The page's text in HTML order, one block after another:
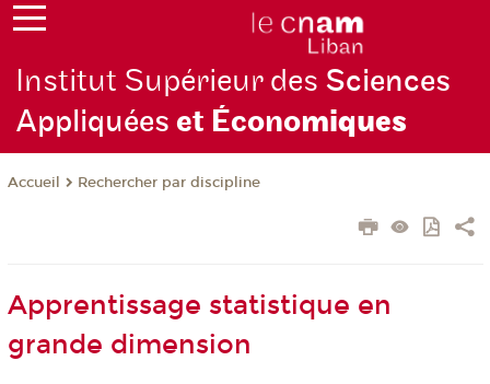
Institut Supérieur des Sciences
Appliquéeset Économiques
Accueil Rechercher par discipline
Apprentissage statistique en
grande dimension